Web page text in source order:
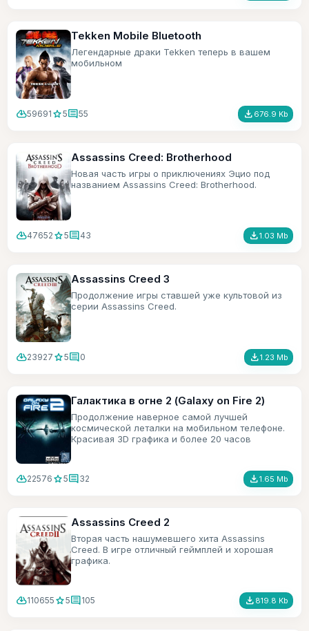
Tekken Mobile Bluetooth
Легендарные драки Tekken теперь в вашем
мобильном
cloud_download59691 star5comment55 file_download 676.9 Kb
Assassins Creed: Brotherhood
Новая часть игры о приключениях Эцио под
названием Assassins Creed: Brotherhood.
cloud_download47652 star5comment43 file_download1.03 Mb
Assassins Creed 3
Продолжение игры ставшей уже культовой из
серии Assassins Creed.
cloud_download23927 star5comment0 file_download1.23 Mb
Галактика в огне 2 (Galaxy on Fire 2)
Продолжение наверное самой лучшей
космической леталки на мобильном телефоне.
Красивая 3D графика и более 20 часов
cloud_download22576 star5comment32 file_download1.65 Mb
Assassins Creed 2
Вторая часть нашумевшего хита Assassins
Creed. В игре отличный геймплей и хорошая
графика.
cloud_download110655 star5comment105 file_download 819.8 Kb